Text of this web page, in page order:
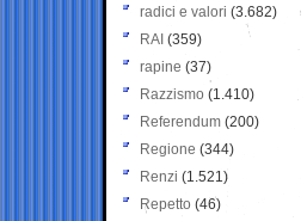
radici e valori (3.682)
RAI (359)
rapine (37)
Razzismo (1.410)
Referendum (200)
Regione (344)
Renzi (1.521)
Repetto (46)